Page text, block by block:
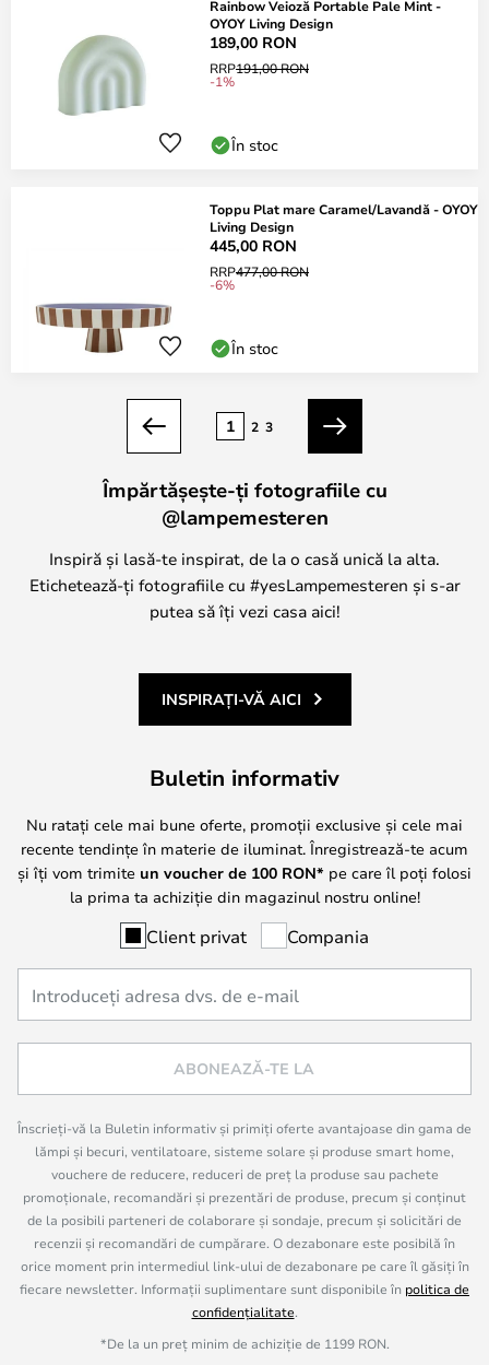
Rainbow Veioză Portable Pale Mint -
OYOY Living Design
189,00 RON
RRP191,00 RON
-1%
În stoc
Toppu Plat mare Caramel/Lavandă - OYOY
Living Design
445,00 RON
RRP477,00 RON
-6%
În stoc
Anterior
1 2 3
Următorul
Împărtășește-ți fotografiile cu
@lampemesteren
Inspiră și lasă-te inspirat, de la o casă unică la alta.
Etichetează-ți fotografiile cu #yesLampemesteren și s-ar
putea să îți vezi casa aici!
INSPIRAȚI-VĂ AICI
Buletin informativ
Nu ratați cele mai bune oferte, promoții exclusive și cele mai
recente tendințe în materie de iluminat. Înregistrează-te acum
și îți vom trimite un voucher de 100 RON* pe care îl poți folosi
la prima ta achiziție din magazinul nostru online!
Client privat Compania
ABONEAZĂ-TE LA
Înscrieți-vă la Buletin informativ și primiți oferte avantajoase din gama de
lămpi și becuri, ventilatoare, sisteme solare și produse smart home,
vouchere de reducere, reduceri de preț la produse sau pachete
promoționale, recomandări și prezentări de produse, precum și conținut
de la posibili parteneri de colaborare și sondaje, precum și solicitări de
recenzii și recomandări de cumpărare. O dezabonare este posibilă în
orice moment prin intermediul link-ului de dezabonare pe care îl găsiți în
fiecare newsletter. Informații suplimentare sunt disponibile în politica de
confidențialitate.
*De la un preț minim de achiziție de 1199 RON.